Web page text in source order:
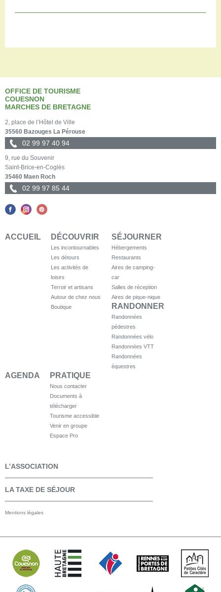
OFFICE DE TOURISME
COUESNON
MARCHES DE BRETAGNE
2, place de l’Hôtel de Ville
35560 Bazouges La Pérouse
02 99 97 40 94
9, rue du Souvenir
Saint-Brice-en-Coglès
35460 Maen Roch
02 99 97 85 44
ACCUEIL DÉCOUVRIR
Les incontournables
Les détours
Les activités de
loisirs
Terroir et artisans
Autour de chez nous
Boutique
SÉJOURNER
Hébergements
Restaurants
Aires de camping-
car
Salles de réception
Aires de pique-nique
RANDONNER
Randonnées
pédestres
Randonnées vélo
Randonnées VTT
Randonnées
équestres
AGENDA PRATIQUE
Nous contacter
Documents à
télécharger
Tourisme accessible
Venir en groupe
Espace Pro
L’ASSOCIATION
LA TAXE DE SÉJOUR
Mentions légales